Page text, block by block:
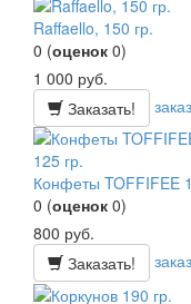
Raffaello, 150 гр.
0 (оценок 0)
1 000 руб.
Заказать!
Конфеты TOFFIFEE
0 (оценок 0)
800 руб.
Заказать!